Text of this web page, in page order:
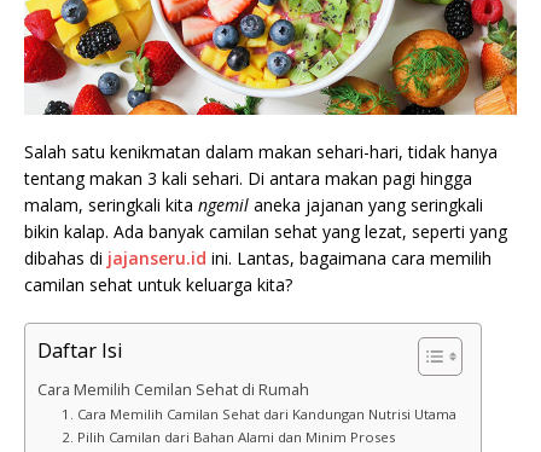
Salah satu kenikmatan dalam makan sehari-hari, tidak hanya
tentang makan 3 kali sehari. Di antara makan pagi hingga
malam, seringkali kita ngemil aneka jajanan yang seringkali
bikin kalap. Ada banyak camilan sehat yang lezat, seperti yang
dibahas di jajanseru.id ini. Lantas, bagaimana cara memilih
camilan sehat untuk keluarga kita?
Daftar Isi
Cara Memilih Cemilan Sehat di Rumah
1. Cara Memilih Camilan Sehat dari Kandungan Nutrisi Utama
2. Pilih Camilan dari Bahan Alami dan Minim Proses